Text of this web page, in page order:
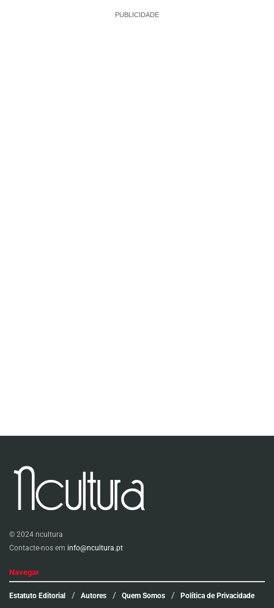
PUBLICIDADE
© 2024 ncultura
Contacte-nos em info@ncultura.pt
Navegar
Estatuto Editorial Autores Quem Somos Política de Privacidade